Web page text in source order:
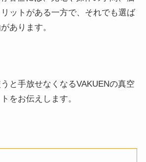
ットがある一方で、それでも選ば
あります。
と手放せなくなるVAKUENの真空
をお伝えします。